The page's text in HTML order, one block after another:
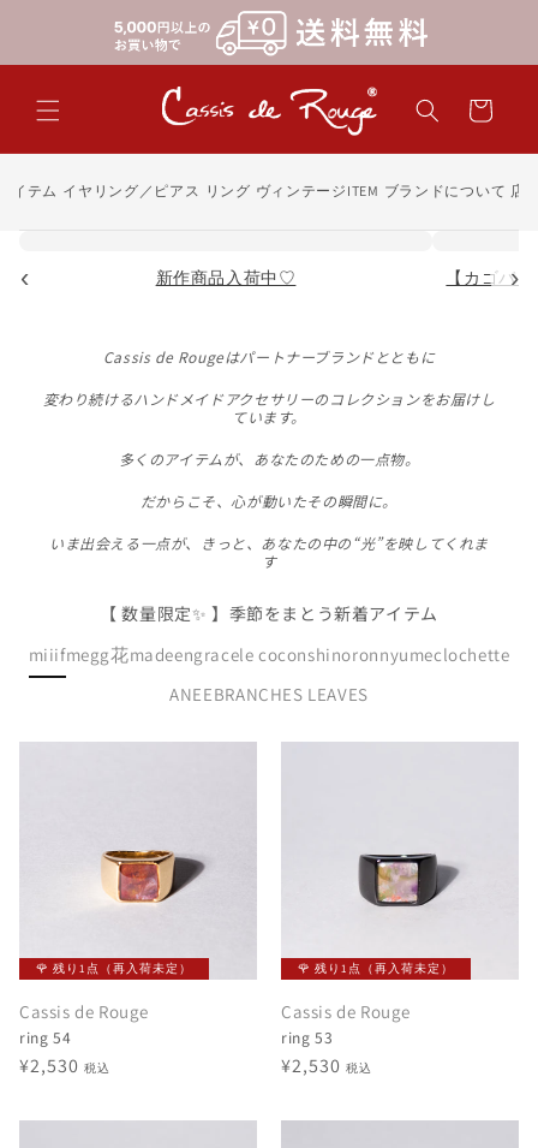
ー
イテム イヤリング／ピアス リング ヴィンテージITEM ブランドについて 店
‹ ›
新作商品入荷中♡ 【カゴバ
Cassis de Rougeはパートナーブランドとともに
変わり続けるハンドメイドアクセサリーのコレクションをお届けし
ています。
多くのアイテムが、あなたのための一点物。
だからこそ、心が動いたその瞬間に。
いま出会える一点が、きっと、あなたの中の“光”を映してくれま
す
【 数量限定✨️ 】季節をまとう新着アイテム
miiifmegg花madeengracele coconshinoronnyumeclochette
ANEEBRANCHES LEAVES
🌹 残り1点（再入荷未定）
Cassis de Rouge
ring 54
通
価
¥2,530 税込
🌹 残り1点（再入荷未定）
Cassis de Rouge
ring 53
通
価
¥2,530 税込